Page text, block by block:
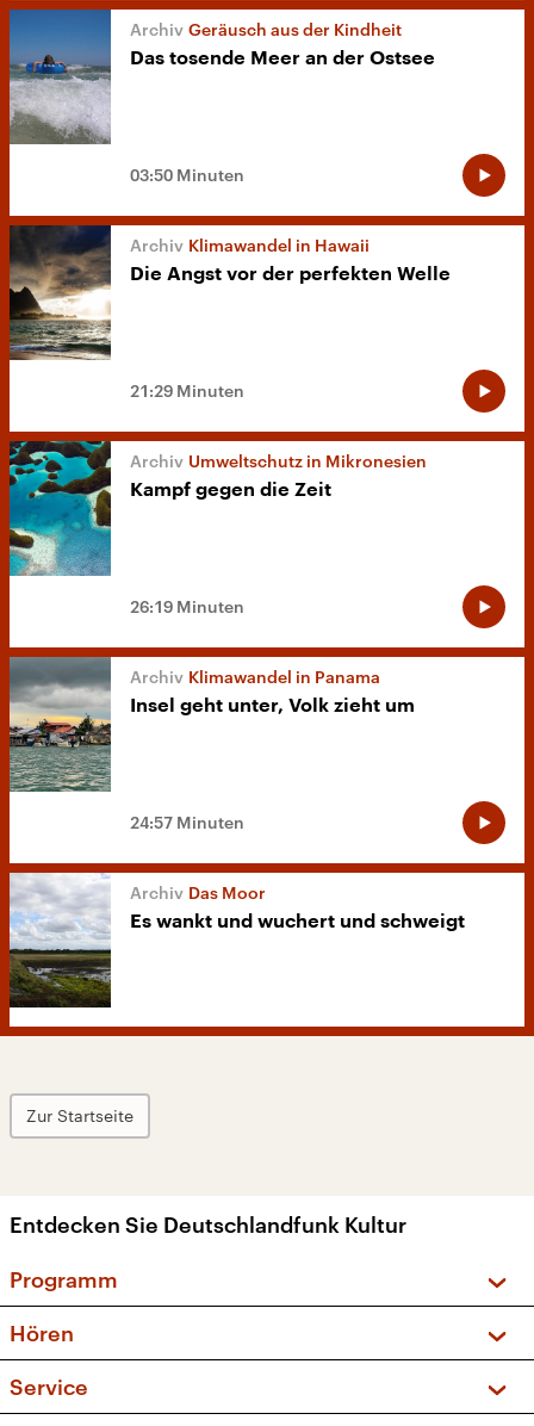
Geräusch aus der Kindheit
Das tosende Meer an der Ostsee
03:50 Minuten
Klimawandel in Hawaii
Die Angst vor der perfekten Welle
21:29 Minuten
Umweltschutz in Mikronesien
Kampf gegen die Zeit
26:19 Minuten
Klimawandel in Panama
Insel geht unter, Volk zieht um
24:57 Minuten
Das Moor
Es wankt und wuchert und schweigt
Zur Startseite
Entdecken Sie Deutschlandfunk Kultur
Programm
Sendungen und Podcasts
Musikliste
Hören
Frequenzen (UKW + DAB+)
Service